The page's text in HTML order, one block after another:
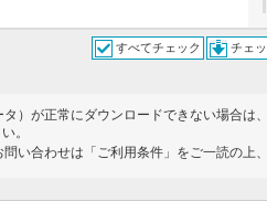
すべてチェック チェ
）が正常にダウンロードできない場合は
。
い合わせは「ご利用条件」をご一読の上、